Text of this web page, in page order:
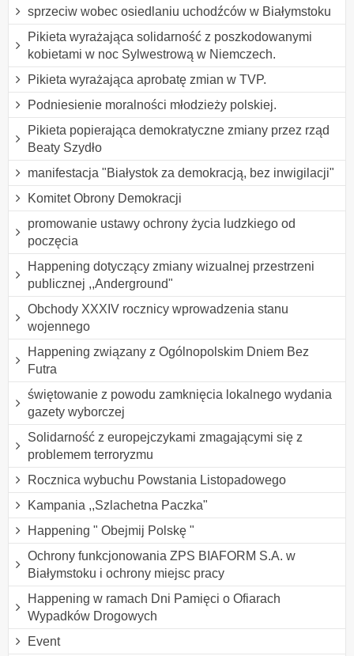
sprzeciw wobec osiedlaniu uchodźców w Białymstoku
Pikieta wyrażająca solidarność z poszkodowanymi
kobietami w noc Sylwestrową w Niemczech.
Pikieta wyrażająca aprobatę zmian w TVP.
Podniesienie moralności młodzieży polskiej.
Pikieta popierająca demokratyczne zmiany przez rząd
Beaty Szydło
manifestacja "Białystok za demokracją, bez inwigilacji"
Komitet Obrony Demokracji
promowanie ustawy ochrony życia ludzkiego od
poczęcia
Happening dotyczący zmiany wizualnej przestrzeni
publicznej ,,Anderground"
Obchody XXXIV rocznicy wprowadzenia stanu
wojennego
Happening związany z Ogólnopolskim Dniem Bez
Futra
świętowanie z powodu zamknięcia lokalnego wydania
gazety wyborczej
Solidarność z europejczykami zmagającymi się z
problemem terroryzmu
Rocznica wybuchu Powstania Listopadowego
Kampania ,,Szlachetna Paczka"
Happening " Obejmij Polskę "
Ochrony funkcjonowania ZPS BIAFORM S.A. w
Białymstoku i ochrony miejsc pracy
Happening w ramach Dni Pamięci o Ofiarach
Wypadków Drogowych
Event